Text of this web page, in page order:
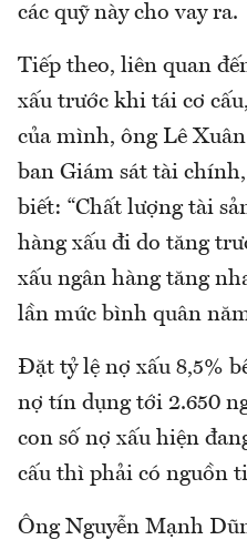
các quỹ này cho vay ra.
Tiếp theo, liên quan
xấu trước khi tái cơ
của mình, ông Lê
ban Giám sát tài
biết: “Chất lượng tài
hàng xấu đi do tăng
xấu ngân hàng tăng
lần mức bình quân năm
Đặt tỷ lệ nợ xấu 8,5%
nợ tín dụng tới 2.650
con số nợ xấu hiện
cấu thì phải có nguồn
Ông Nguyễn Mạnh